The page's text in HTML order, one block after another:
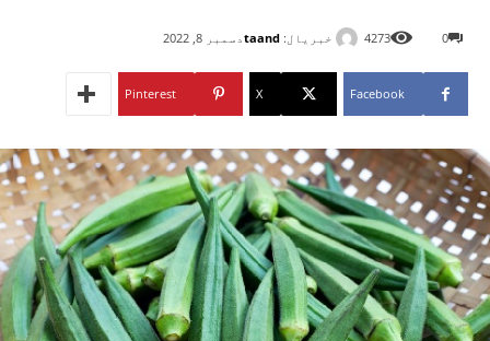
خبریال: taandدسمبر 8, 2022 0
4273
Facebook
X
Pinterest